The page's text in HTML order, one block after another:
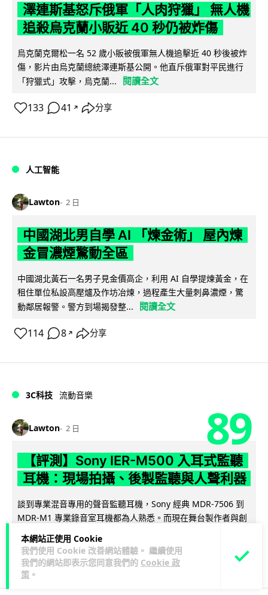
本網站正使用 Cookie
我們使用 Cookie 改善網站體驗。 繼續使用
我們的網站即表示您同意我們的 Cookie 政
策 。
澤連斯基怒斥俄軍「人肉狩獵」 無人機
追殺烏克蘭小販近 40 秒仍被炸傷
烏克蘭克爾松一名 52 歲小販被俄軍無人機追擊近 40 秒後被炸
傷，影片由烏克蘭總統澤連斯基公開。他直斥俄軍對平民進行
「狩獵式」攻擊，烏克蘭...
閱讀全文
133 41 ↗ 分享
人工智能
Lawton 2 日
中國湖北男自學 AI 「煉金術」 屋內煉
金冒濃煙驚動全區
中國湖北黃石一名男子見金價高企，利用 AI 自學提煉黃金，在
租住單位私設高壓爐及作坊冶煉，過程產生大量刺鼻濃煙，驚
動鄰居報警。警方到場揭發整...
閱讀全文
114 8 ↗ 分享
3C科技 流動音樂
Lawton 2 日 89
【評測】Sony IER-M500 入耳式監聽
耳機：現場拍攝、後製監聽與人聲利器
談到專業混音專用的聲音監聽耳機，Sony 經典 MDR-7506 到
MDR-M1 專業錄音室耳機都為人熟悉。而現在舞台製作者與創
意影像製作...
40 5↗ 分享